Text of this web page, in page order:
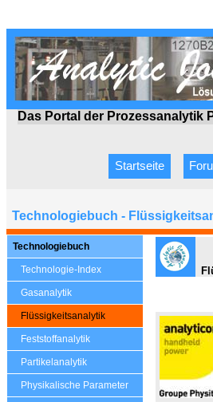
Das Portal der Prozessanalytik
Startseite
Technologiebuch -
Technologiebuch
Technologie-Index
Gasanalytik
Flüssigkeitsanalytik
Feststoffanalytik
Partikelanalytik
Physikalische Parameter